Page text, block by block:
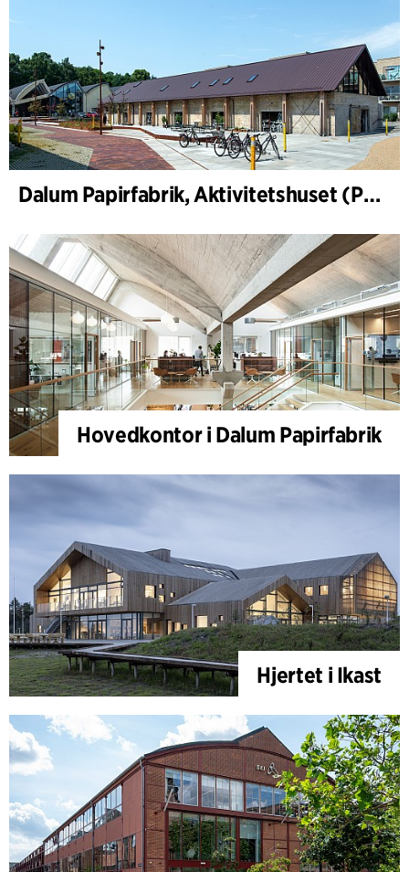
Dalum Papirfabrik, Aktivitetshuset (PM1)
Hovedkontor i Dalum Papirfabrik
Hjertet i Ikast